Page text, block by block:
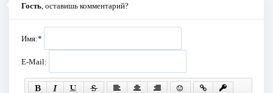
Гость , оставишь комментарий?
Имя:*
E-Mail: